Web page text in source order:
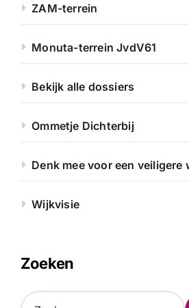
ZAM-terrein
Monuta-terrein JvdV61
Bekijk alle dossiers
Ommetje Dichterbij
Denk mee voor een veiligere
Wijkvisie
Zoeken
Z